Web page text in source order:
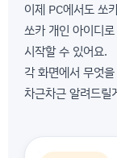
이제 PC에서도 쏘
쏘카 개인 아이디
시작할 수 있어요.
각 화면에서 무엇
차근차근 알려드릴